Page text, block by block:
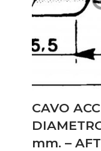
CAVO
mm. –